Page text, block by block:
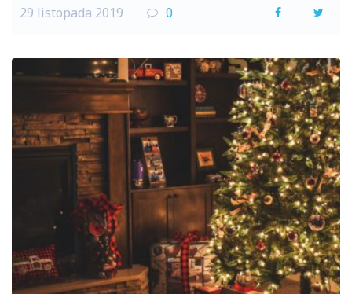
29 listopada 2019 0
F
c
e
b
o
o
k
i
t
t
e
r